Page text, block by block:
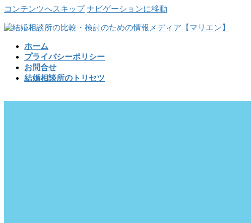
コンテンツへスキップ ナビゲーションに移動
ホーム
プライバシーポリシー
お問合せ
結婚相談所のトリセツ